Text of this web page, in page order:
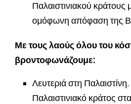
Παλαιστινιακού κράτους
ομόφωνη απόφαση της
Με τους λαούς όλου του
βροντοφωνάζουμε:
Λευτεριά στη
Παλαιστινιακό κράτος